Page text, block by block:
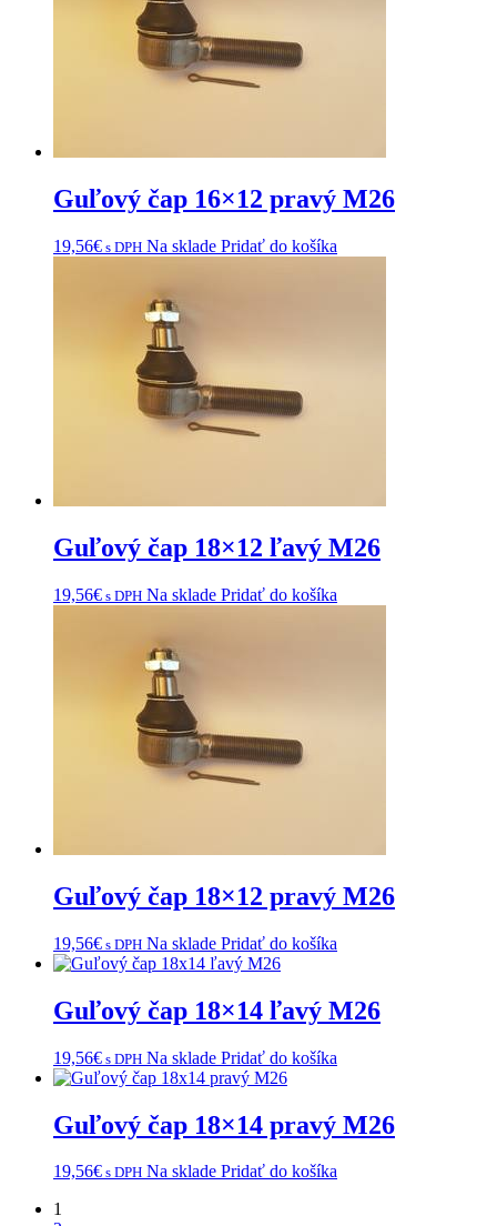
Guľový čap 16×12 pravý M26
19,56€ s DPH Na sklade Pridať do košíka
Guľový čap 18×12 ľavý M26
19,56€ s DPH Na sklade Pridať do košíka
Guľový čap 18×12 pravý M26
19,56€ s DPH Na sklade Pridať do košíka
Guľový čap 18×14 ľavý M26
19,56€ s DPH Na sklade Pridať do košíka
Guľový čap 18×14 pravý M26
19,56€ s DPH Na sklade Pridať do košíka
1